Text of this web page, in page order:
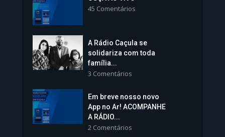
Vice-Prefeita Sheila Lemos
tomará posse nesta...
1.101 Modos de exibição
45 Comentários
A Rádio Caçula se
solidariza com toda
família...
3 Comentários
Em breve nosso novo
App no Ar! ACOMPANHE
A RÁDIO...
2 Comentários